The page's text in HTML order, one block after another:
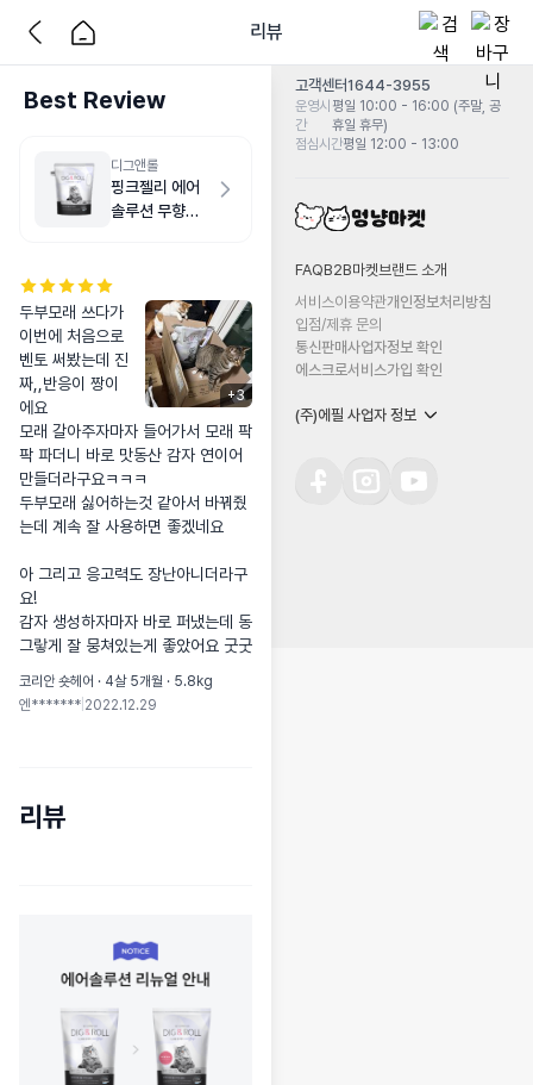
리뷰
Best Review
디그앤롤
핑크젤리 에어
솔루션 무향
+3
두부모래 쓰다가
이번에 처음으로
벤토 써봤는데 진
짜,,반응이 짱이
에요
모래 갈아주자마자 들어가서 모래 팍
팍 파더니 바로 맛동산 감자 연이어
만들더라구요ㅋㅋㅋ
두부모래 싫어하는것 같아서 바꿔줬
는데 계속 잘 사용하면 좋겠네요
아 그리고 응고력도 장난아니더라구
요!
감자 생성하자마자 바로 퍼냈는데 동
그랗게 잘 뭉쳐있는게 좋았어요 굿굿
코리안 숏헤어 · 4살 5개월 · 5.8kg
엔******* 2022.12.29
리뷰
고객센터1644-3955
운영시
간
평일 10:00 - 16:00 (주말, 공
휴일 휴무)
점심시간평일 12:00 - 13:00
FAQB2B마켓 브랜드 소개
서비스이용약관개인정보처리방침
입점/제휴 문의
통신판매사업자정보 확인
에스크로서비스가입 확인
(주)에필 사업자 정보